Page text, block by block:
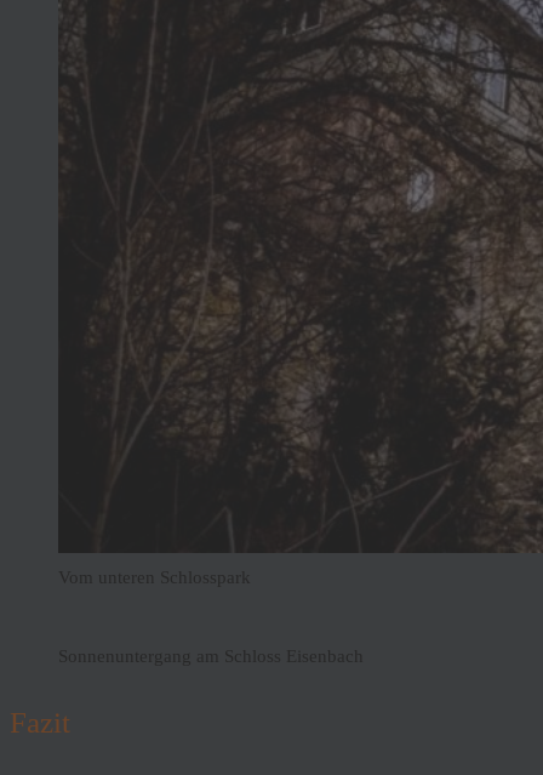
Vom unteren Schlosspark
Sonnenuntergang am Schloss Eisenbach
Fazit